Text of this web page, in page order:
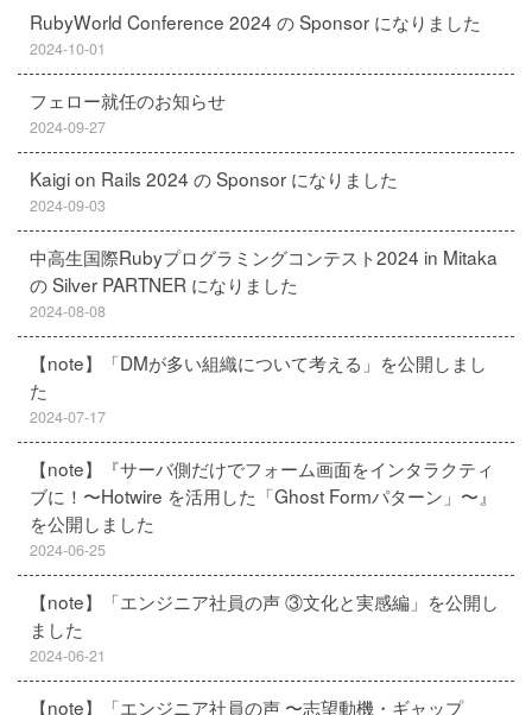
RubyWorld Conference 2024 の Sponsor になりました
2024-10-01
フェロー就任のお知らせ
2024-09-27
Kaigi on Rails 2024 の Sponsor になりました
2024-09-03
中高生国際Rubyプログラミングコンテスト2024 in Mitaka
の Silver PARTNER になりました
2024-08-08
【note】「DMが多い組織について考える」を公開しまし
た
2024-07-17
【note】『サーバ側だけでフォーム画面をインタラクティ
ブに！〜Hotwire を活用した「Ghost Formパターン」〜』
を公開しました
2024-06-25
【note】「エンジニア社員の声 ③文化と実感編」を公開し
ました
2024-06-21
【note】「エンジニア社員の声 〜志望動機・ギャップ